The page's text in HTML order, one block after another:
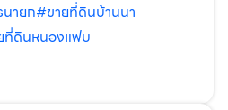
ายก#ขายที่ดินบ้านนา
ที่ดินหนองแฟบ